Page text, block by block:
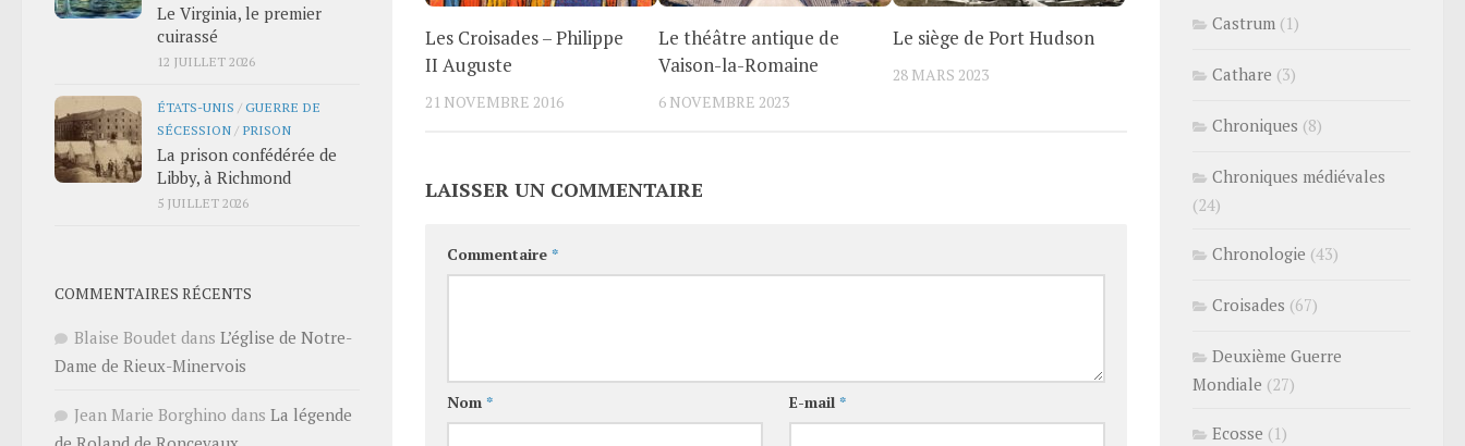
Les Croisades – Philippe
II Auguste
21 NOVEMBRE 2016
Le théâtre antique de
Vaison-la-Romaine
6 NOVEMBRE 2023
Le siège de Port Hudson
28 MARS 2023
LAISSER UN COMMENTAIRE
Commentaire *
Nom * E-mail *
Le Virginia, le premier
cuirassé
12 JUILLET 2026
ÉTATS-UNIS /GUERRE DE
SÉCESSION / PRISON
La prison confédérée de
Libby, à Richmond
5 JUILLET 2026
COMMENTAIRES RÉCENTS
Blaise Boudet dans L’église de Notre-
Dame de Rieux-Minervois
Jean Marie Borghino dans La légende
Castrum (1)
Cathare (3)
Chroniques (8)
Chroniques médiévales
(24)
Chronologie (43)
Croisades (67)
Deuxième Guerre
Mondiale (27)
Ecosse (1)